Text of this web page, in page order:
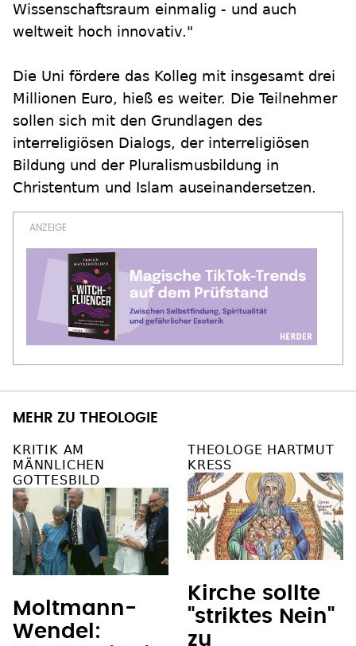
Wissenschaftsraum einmalig - und auch
weltweit hoch innovativ."
Die Uni fördere das Kolleg mit insgesamt drei
Millionen Euro, hieß es weiter. Die Teilnehmer
sollen sich mit den Grundlagen des
interreligiösen Dialogs, der interreligiösen
Bildung und der Pluralismusbildung in
Christentum und Islam auseinandersetzen.
MEHR ZU THEOLOGIE
KRITIK AM
MÄNNLICHEN
GOTTESBILD
Moltmann-
Wendel:
THEOLOGE HARTMUT
KRESS
Kirche sollte
"striktes Nein"
zu